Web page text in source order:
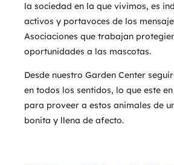
la sociedad en la que vivimos, es
activos y portavoces de los
Asociaciones que trabajan
oportunidades a las mascotas.
Desde nuestro Garden Center
en todos los sentidos, lo que este
para proveer a estos animales de
bonita y llena de afecto.